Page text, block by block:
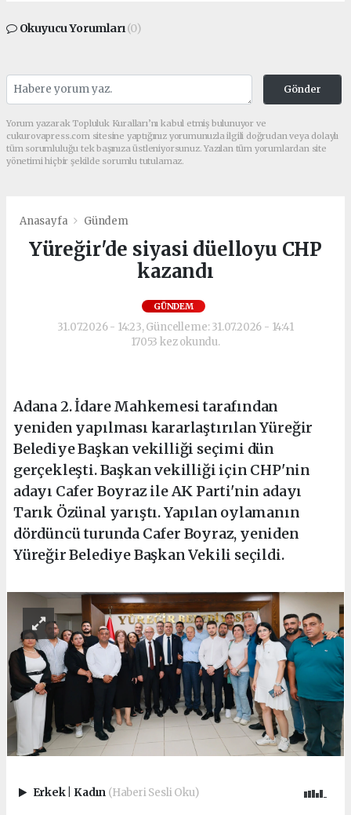
Okuyucu Yorumları(0)
Gönder
Yorum yazarak Topluluk Kuralları’nı kabul etmiş bulunuyor ve
cukurovapress.com sitesine yaptığınız yorumunuzla ilgili doğrudan veya dolaylı
tüm sorumluluğu tek başınıza üstleniyorsunuz. Yazılan tüm yorumlardan site
yönetimi hiçbir şekilde sorumlu tutulamaz.
Anasayfa Gündem
Yüreğir'de siyasi düelloyu CHP
kazandı
GÜNDEM
31.07.2026 - 14:23, Güncelleme: 31.07.2026 - 14:41
17053 kez okundu.
Adana 2. İdare Mahkemesi tarafından
yeniden yapılması kararlaştırılan Yüreğir
Belediye Başkan vekilliği seçimi dün
gerçekleşti. Başkan vekilliği için CHP'nin
adayı Cafer Boyraz ile AK Parti'nin adayı
Tarık Özünal yarıştı. Yapılan oylamanın
dördüncü turunda Cafer Boyraz, yeniden
Yüreğir Belediye Başkan Vekili seçildi.
Erkek Kadın (Haberi Sesli Oku)